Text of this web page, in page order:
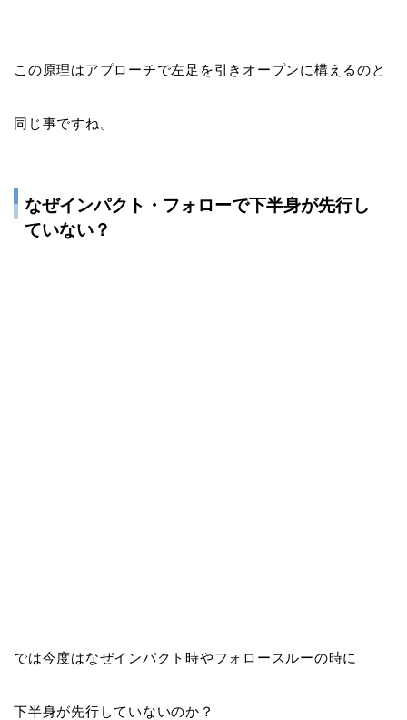
この原理はアプローチで左足を引きオープンに構えるのと
同じ事ですね。
なぜインパクト・フォローで下半身が先行し
ていない？
では今度はなぜインパクト時やフォロースルーの時に
下半身が先行していないのか？